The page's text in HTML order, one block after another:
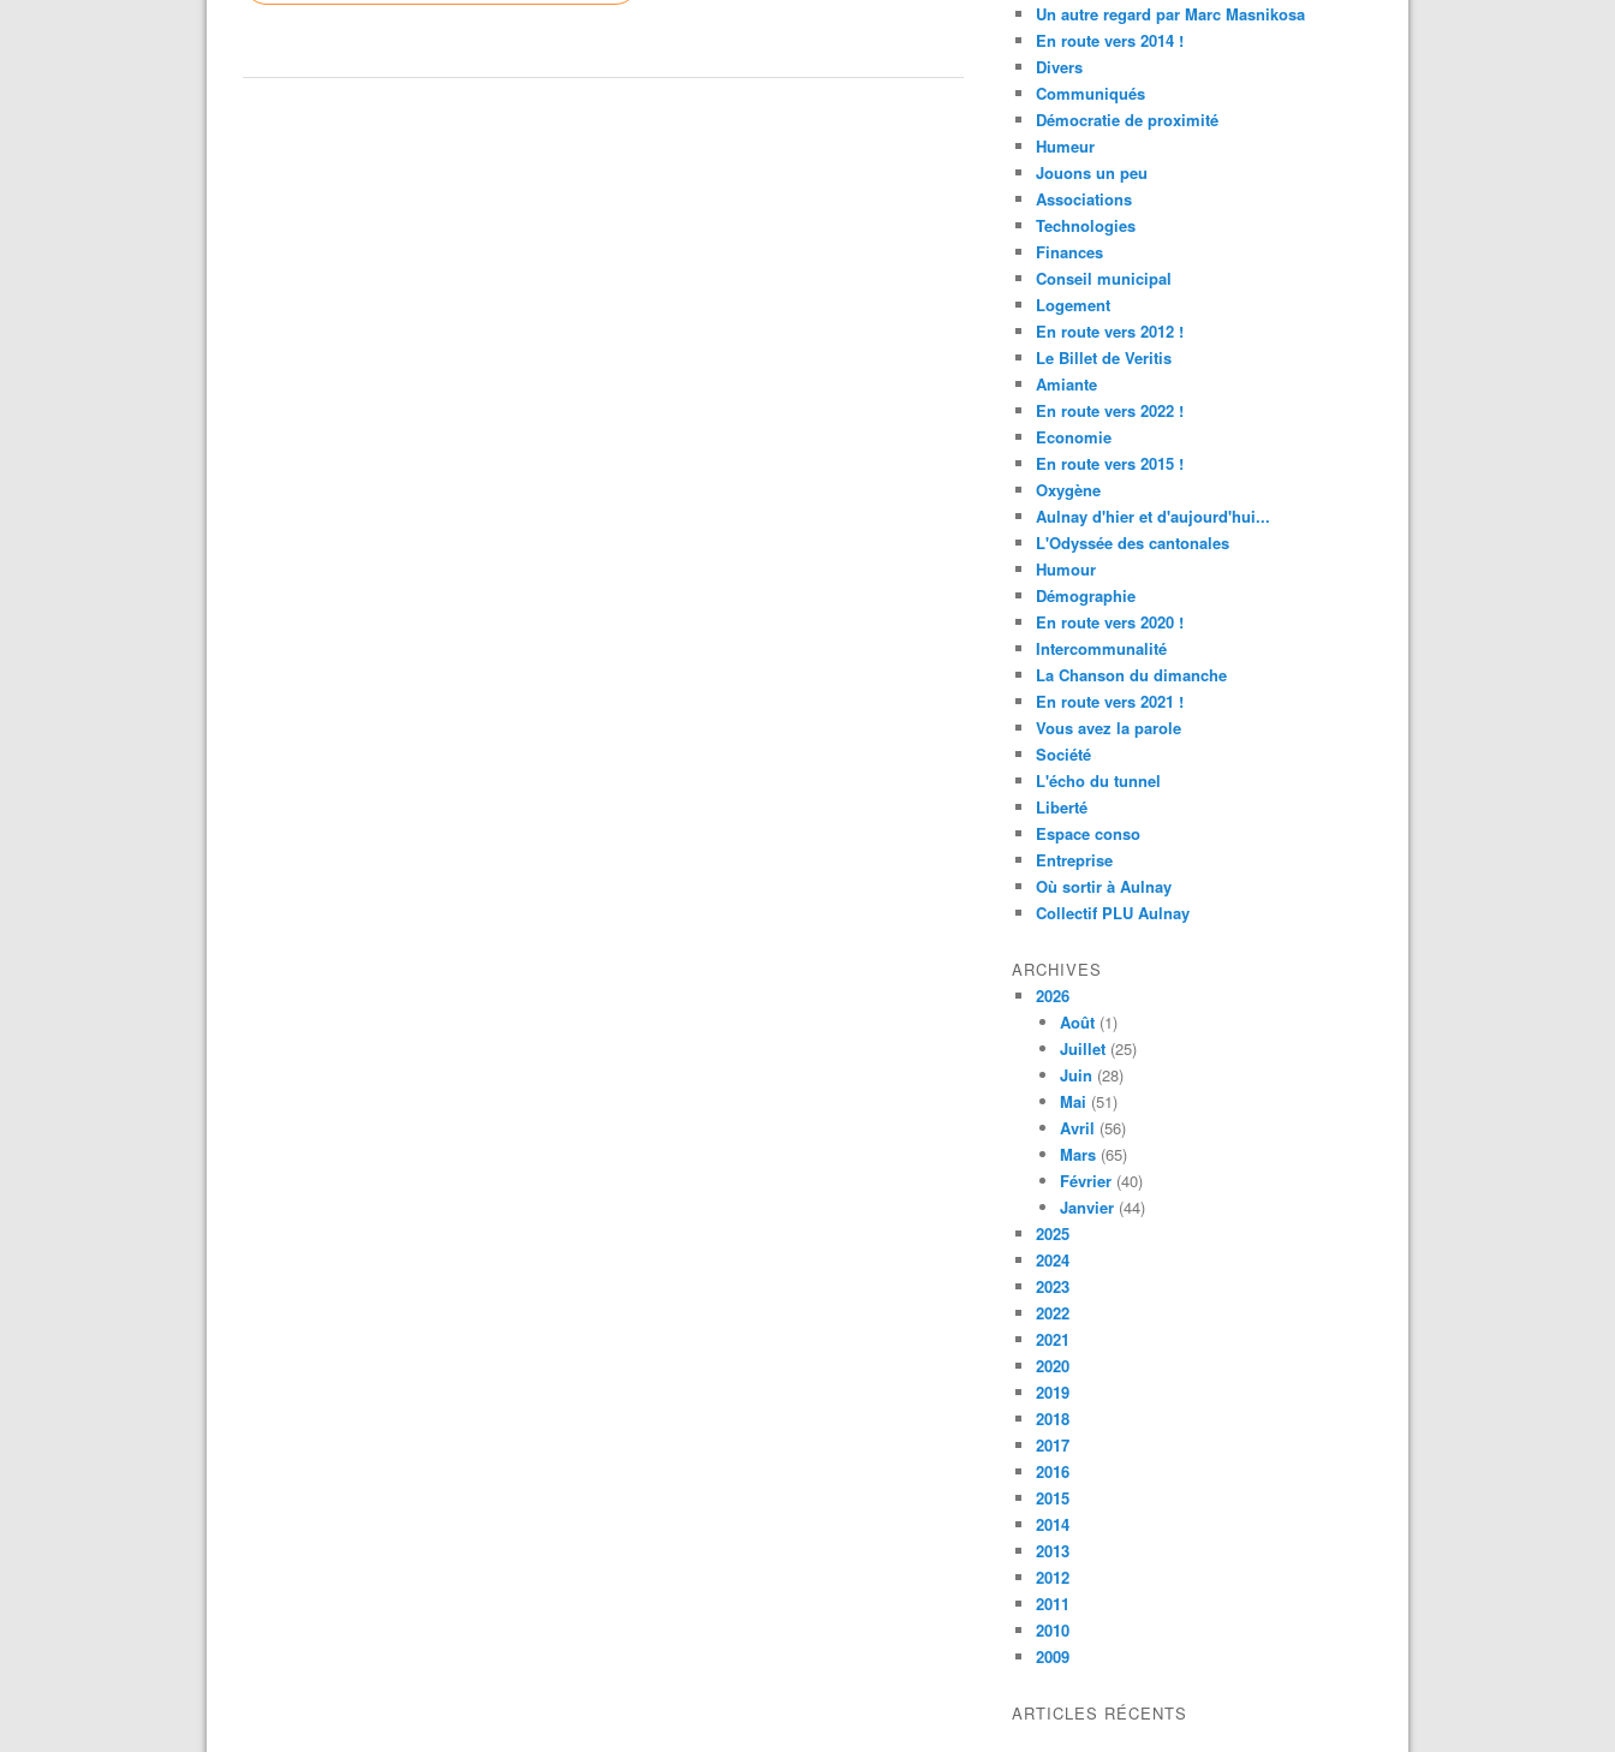
Un autre regard par Marc Masnikosa
En route vers 2014 !
Divers
Communiqués
Démocratie de proximité
Humeur
Jouons un peu
Associations
Technologies
Finances
Conseil municipal
Logement
En route vers 2012 !
Le Billet de Veritis
Amiante
En route vers 2022 !
Economie
En route vers 2015 !
Oxygène
Aulnay d'hier et d'aujourd'hui...
L'Odyssée des cantonales
Humour
Démographie
En route vers 2020 !
Intercommunalité
La Chanson du dimanche
En route vers 2021 !
Vous avez la parole
Société
L'écho du tunnel
Liberté
Espace conso
Entreprise
Où sortir à Aulnay
Collectif PLU Aulnay
ARCHIVES
2026
Août (1)
Juillet (25)
Juin (28)
Mai (51)
Avril (56)
Mars (65)
Février (40)
Janvier (44)
2025
2024
2023
2022
2021
2020
2019
2018
2017
2016
2015
2014
2013
2012
2011
2010
2009
ARTICLES RÉCENTS